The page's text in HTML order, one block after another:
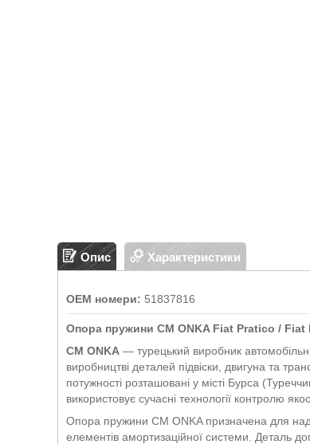
Опис Характеристики
OEM номери: 51837816
Опора пружини CM ONKA Fiat Pratico / Fiat
CM ONKA — турецький виробник
виробництві деталей підвіски, двигуна та
потужності розташовані у місті Бурса
використовує сучасні технології контролю
Опора пружини CM ONKA призначена для
елементів амортизаційної системи. Деталь